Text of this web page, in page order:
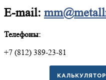
E-mail:
Телефоны:
+7 (812) 389-23-81